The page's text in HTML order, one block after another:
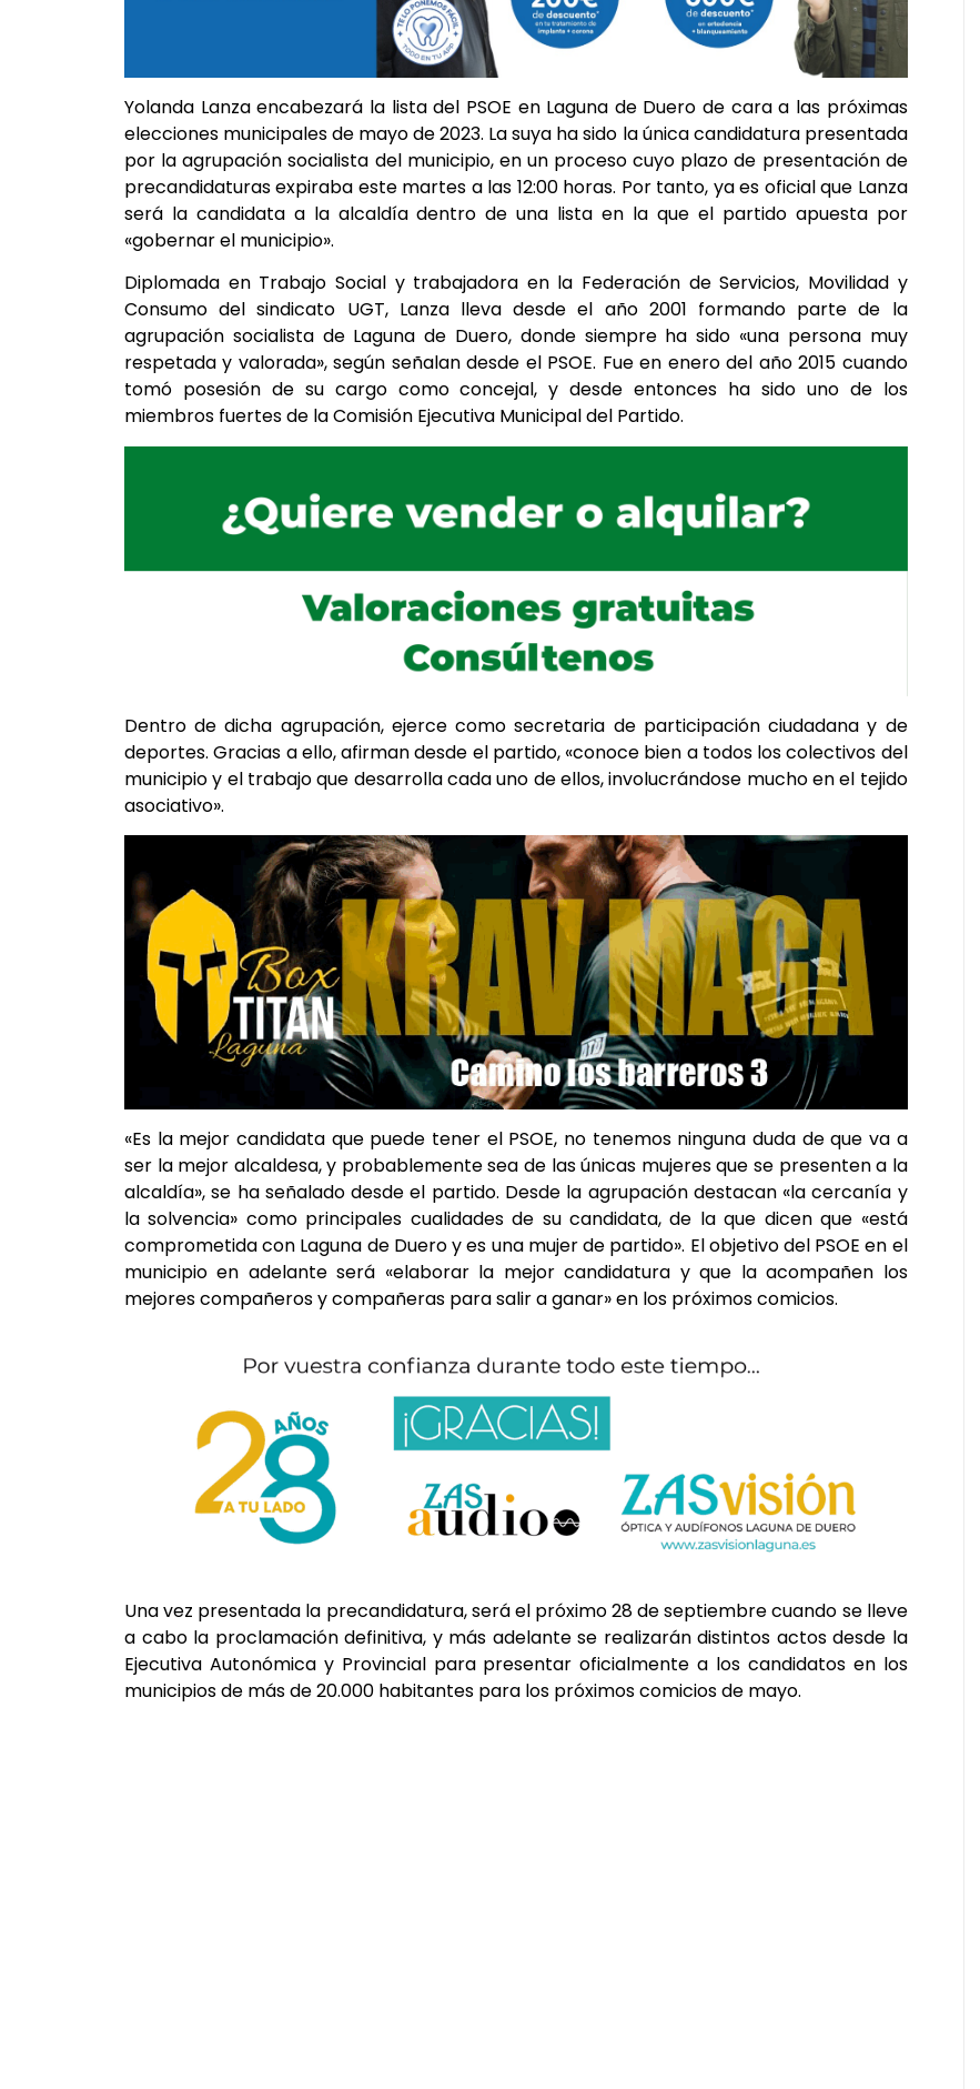
Yolanda Lanza encabezará la lista del PSOE en Laguna de Duero de cara a las próximas
elecciones municipales de mayo de 2023. La suya ha sido la única candidatura presentada
por la agrupación socialista del municipio, en un proceso cuyo plazo de presentación de
precandidaturas expiraba este martes a las 12:00 horas. Por tanto, ya es oficial que Lanza
será la candidata a la alcaldía dentro de una lista en la que el partido apuesta por
«gobernar el municipio».
Diplomada en Trabajo Social y trabajadora en la Federación de Servicios, Movilidad y
Consumo del sindicato UGT, Lanza lleva desde el año 2001 formando parte de la
agrupación socialista de Laguna de Duero, donde siempre ha sido «una persona muy
respetada y valorada», según señalan desde el PSOE. Fue en enero del año 2015 cuando
tomó posesión de su cargo como concejal, y desde entonces ha sido uno de los
miembros fuertes de la Comisión Ejecutiva Municipal del Partido.
Dentro de dicha agrupación, ejerce como secretaria de participación ciudadana y de
deportes. Gracias a ello, afirman desde el partido, «conoce bien a todos los colectivos del
municipio y el trabajo que desarrolla cada uno de ellos, involucrándose mucho en el tejido
asociativo».
«Es la mejor candidata que puede tener el PSOE, no tenemos ninguna duda de que va a
ser la mejor alcaldesa, y probablemente sea de las únicas mujeres que se presenten a la
alcaldía», se ha señalado desde el partido. Desde la agrupación destacan «la cercanía y
la solvencia» como principales cualidades de su candidata, de la que dicen que «está
comprometida con Laguna de Duero y es una mujer de partido». El objetivo del PSOE en el
municipio en adelante será «elaborar la mejor candidatura y que la acompañen los
mejores compañeros y compañeras para salir a ganar» en los próximos comicios.
Una vez presentada la precandidatura, será el próximo 28 de septiembre cuando se lleve
a cabo la proclamación definitiva, y más adelante se realizarán distintos actos desde la
Ejecutiva Autonómica y Provincial para presentar oficialmente a los candidatos en los
municipios de más de 20.000 habitantes para los próximos comicios de mayo.